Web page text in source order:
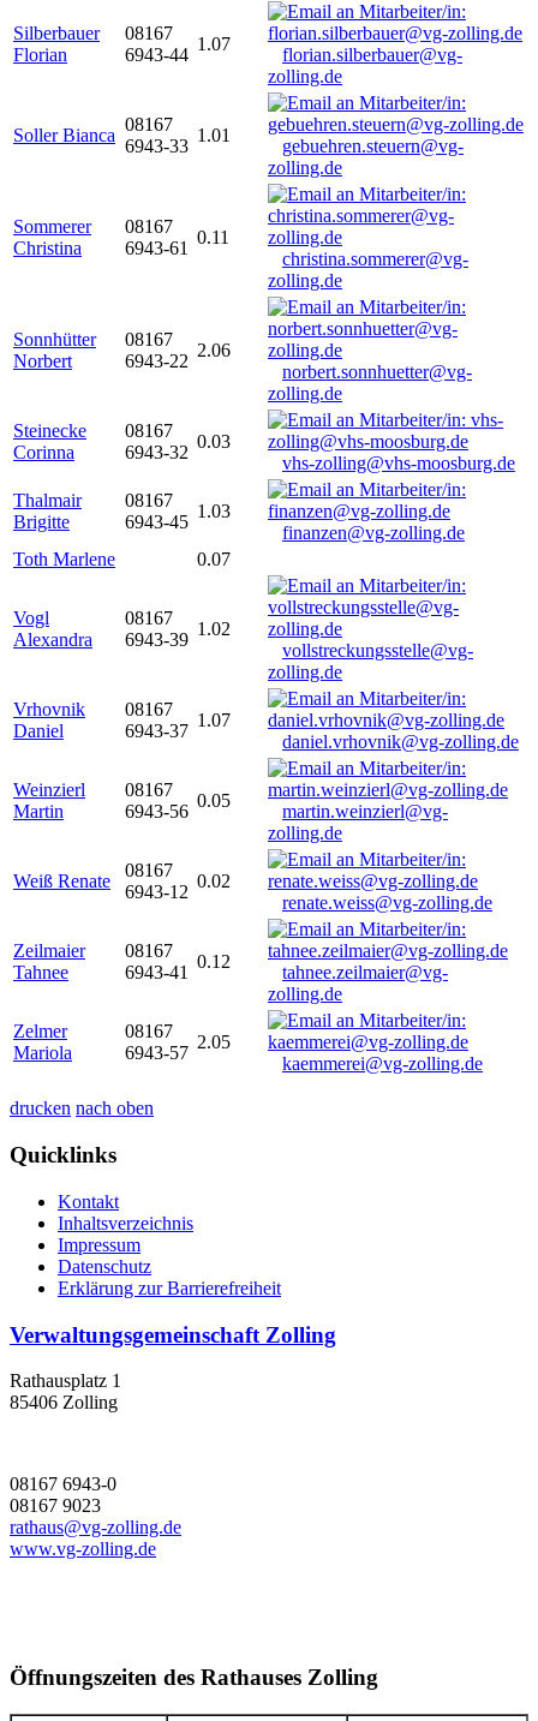
Silberbauer
Florian
08167
6943-44
1.07
florian.silberbauer@vg-
zolling.de
Soller Bianca
08167
6943-33
1.01
gebuehren.steuern@vg-
zolling.de
Sommerer
Christina
08167
6943-61
0.11
christina.sommerer@vg-
zolling.de
Sonnhütter
Norbert
08167
6943-22
2.06
norbert.sonnhuetter@vg-
zolling.de
Steinecke
Corinna
08167
6943-32
0.03
vhs-zolling@vhs-moosburg.de
Thalmair
Brigitte
08167
6943-45
1.03
finanzen@vg-zolling.de
Toth Marlene
0.07
Vogl
Alexandra
08167
6943-39
1.02
vollstreckungsstelle@vg-
zolling.de
Vrhovnik
Daniel
08167
6943-37
1.07
daniel.vrhovnik@vg-zolling.de
Weinzierl
Martin
08167
6943-56
0.05
martin.weinzierl@vg-
zolling.de
Weiß Renate
08167
6943-12
0.02
renate.weiss@vg-zolling.de
Zeilmaier
Tahnee
08167
6943-41
0.12
tahnee.zeilmaier@vg-
zolling.de
Zelmer
Mariola
08167
6943-57
2.05
kaemmerei@vg-zolling.de
drucken nach oben
Quicklinks
Kontakt
Inhaltsverzeichnis
Impressum
Datenschutz
Erklärung zur Barrierefreiheit
Verwaltungsgemeinschaft Zolling
Rathausplatz 1
85406 Zolling
08167 6943-0
08167 9023
rathaus@vg-zolling.de
www.vg-zolling.de
Öffnungszeiten des Rathauses Zolling